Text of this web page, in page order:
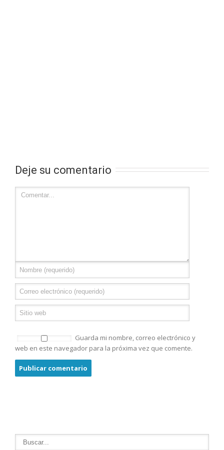
Deje su comentario
Guarda mi nombre, correo electrónico y
web en este navegador para la próxima vez que comente.